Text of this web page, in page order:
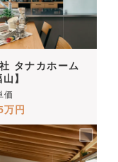
タナカホーム
】
価
万円